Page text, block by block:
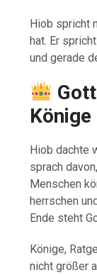
Hiob spricht
hat. Er
und gerade
Hiob dachte
sprach
Menschen
herrschen
Ende steht
Könige,
nicht größer